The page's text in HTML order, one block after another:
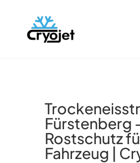
Fürstenberg
Rostschutz
Fahrzeug |